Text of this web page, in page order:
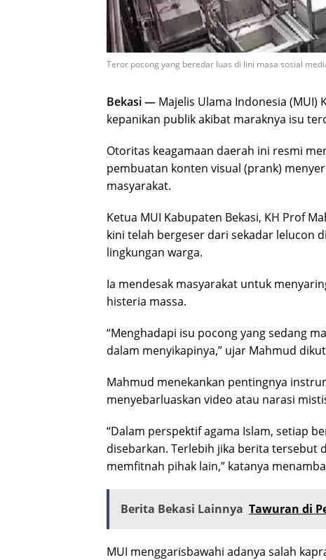
Teror pocong yang beredar luas di lini masa sosial
Bekasi — Majelis Ulama Indonesia (MUI)
kepanikan publik akibat maraknya isu
Otoritas keagamaan daerah ini resmi
pembuatan konten visual (prank)
masyarakat.
Ketua MUI Kabupaten Bekasi, KH Prof
kini telah bergeser dari sekadar lelucon
lingkungan warga.
Ia mendesak masyarakat untuk
histeria massa.
“Menghadapi isu pocong yang sedang
dalam menyikapinya,” ujar Mahmud
Mahmud menekankan pentingnya
menyebarluaskan video atau narasi
“Dalam perspektif agama Islam, setiap
disebarkan. Terlebih jika berita tersebut
memfitnah pihak lain,” katanya
Berita Bekasi Lainnya Tawuran di
MUI menggarisbawahi adanya salah